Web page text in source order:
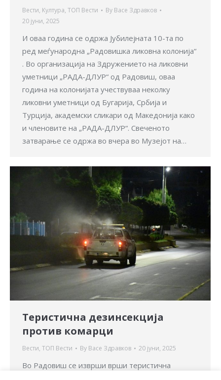
Вести, Култура, ТОП Вести By Васе Здравков
20 јуни, 2025
И оваа година се одржа Јубилејната 10-та по
ред меѓународна „Радовишка ликовна колонија“
. Во организација на Здружението на ликовни
уметници „РАДА-ДЛУР“ од Радовиш, оваа
година на колонијата учествуваа неколку
ликовни уметници од Бугарија, Србија и
Турција, академски сликари од Македонија како
и членовите на „РАДА-ДЛУР“. Свеченото
затварање се одржа во вчера во Музејот на…
Теристична дезинсекција
против комарци
Вести, ТОП Вести By Васе Здравков 20 јуни, 2025
Во Радовиш се изврши врши теристична